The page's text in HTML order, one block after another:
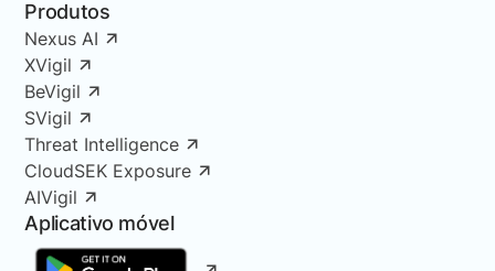
Produtos
Nexus AI
XVigil
BeVigil
SVigil
Threat Intelligence
CloudSEK Exposure
AIVigil
Aplicativo móvel